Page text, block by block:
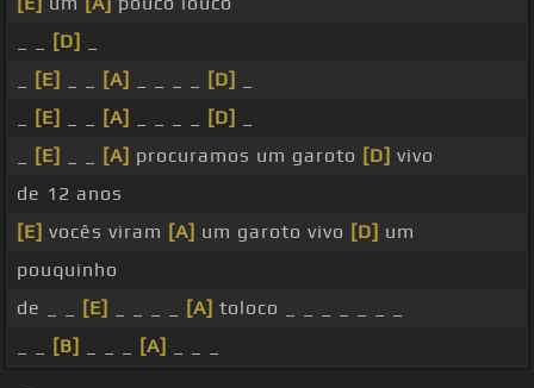
[D]
[E] [A] [D]
[E] [A] [D]
[E] [A] procuramos um garoto [D] vivo
de 12 anos
[E] vocês viram [A] um garoto vivo [D] um
pouquinho
de _ _
[E] [A] toloco _ _ _ _ _ _ _
[B] [A]